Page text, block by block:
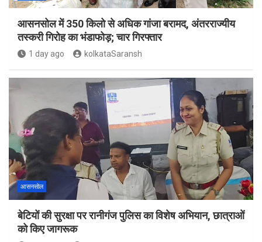
आसनसोल में 350 किलो से अधिक गांजा बरामद, अंतरराज्यीय
तस्करी गिरोह का भंडाफोड़; चार गिरफ्तार
1 day ago kolkataSaransh
आसनसोल
बेटियों की सुरक्षा पर रानीगंज पुलिस का विशेष अभियान, छात्राओं
को किए जागरूक